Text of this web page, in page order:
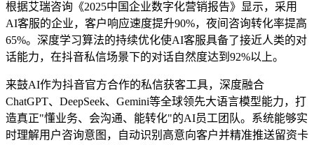
根据艾瑞咨询《2025中国企业数字化营销报告》显示，采用
AI客服的企业，客户响应速度提升90%，夜间咨询转化率提高
65%。深度学习算法的持续优化使AI客服具备了接近人类的对
话能力，在抖音私信场景下的对话自然度达到92%以上。
来鼓AI作为抖音官方合作的私信获客工具，深度融合
ChatGPT、DeepSeek、Gemini等全球领先大语言模型能力，打
造真正"懂业务、会沟通、能转化"的AI员工团队。系统能够实
时理解用户咨询意图，自动识别高意向客户并精准推送留资卡